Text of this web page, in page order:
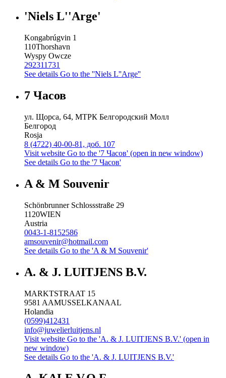
'Niels L''Arge'
Kongabrúgvin 1
110Thorshavn
Wyspy Owcze
292311731
See details Go to the ''Niels L''Arge''
7 Часов
ул. Щорса, 64, МТРК Белгородский Молл
Белгород
Rosja
8 (4722) 40-00-81, доб. 107
Visit website Go to the '7 Часов' (open in new window)
See details Go to the '7 Часов'
A & M Souvenir
Schönbrunner Schlossstraße 29
1120WIEN
Austria
0043-1-8152586
amsouvenir@hotmail.com
See details Go to the 'A & M Souvenir'
A. & J. LUITJENS B.V.
MARKTSTRAAT 15
9581 AAMUSSELKANAAL
Holandia
(0599)412431
info@juwelierluitjens.nl
Visit website Go to the 'A. & J. LUITJENS B.V.' (open in
new window)
See details Go to the 'A. & J. LUITJENS B.V.'